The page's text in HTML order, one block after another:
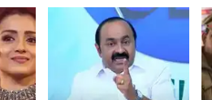
ഗോവിന്ദൻ